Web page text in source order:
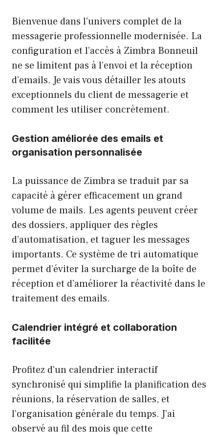
Bienvenue dans l’univers complet de la
messagerie professionnelle modernisée. La
configuration et l’accès à Zimbra Bonneuil
ne se limitent pas à l’envoi et la réception
d’emails. Je vais vous détailler les atouts
exceptionnels du client de messagerie et
comment les utiliser concrètement.
Gestion améliorée des emails et
organisation personnalisée
La puissance de Zimbra se traduit par sa
capacité à gérer efficacement un grand
volume de mails. Les agents peuvent créer
des dossiers, appliquer des règles
d’automatisation, et taguer les messages
importants. Ce système de tri automatique
permet d’éviter la surcharge de la boîte de
réception et d’améliorer la réactivité dans le
traitement des emails.
Calendrier intégré et collaboration
facilitée
Profitez d’un calendrier interactif
synchronisé qui simplifie la planification des
réunions, la réservation de salles, et
l’organisation générale du temps. J’ai
observé au fil des mois que cette